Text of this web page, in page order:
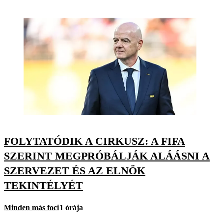
FOLYTATÓDIK A CIRKUSZ: A FIFA
SZERINT MEGPRÓBÁLJÁK ALÁÁSNI A
SZERVEZET ÉS AZ ELNÖK
TEKINTÉLYÉT
Minden más foci1 órája